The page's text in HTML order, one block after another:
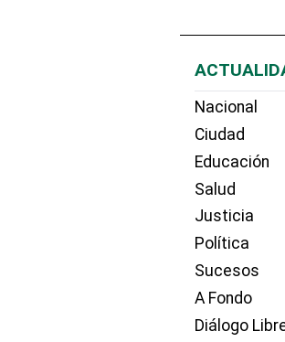
Nacional
Ciudad
Educación
Salud
Justicia
Política
Sucesos
A Fondo
Diálogo